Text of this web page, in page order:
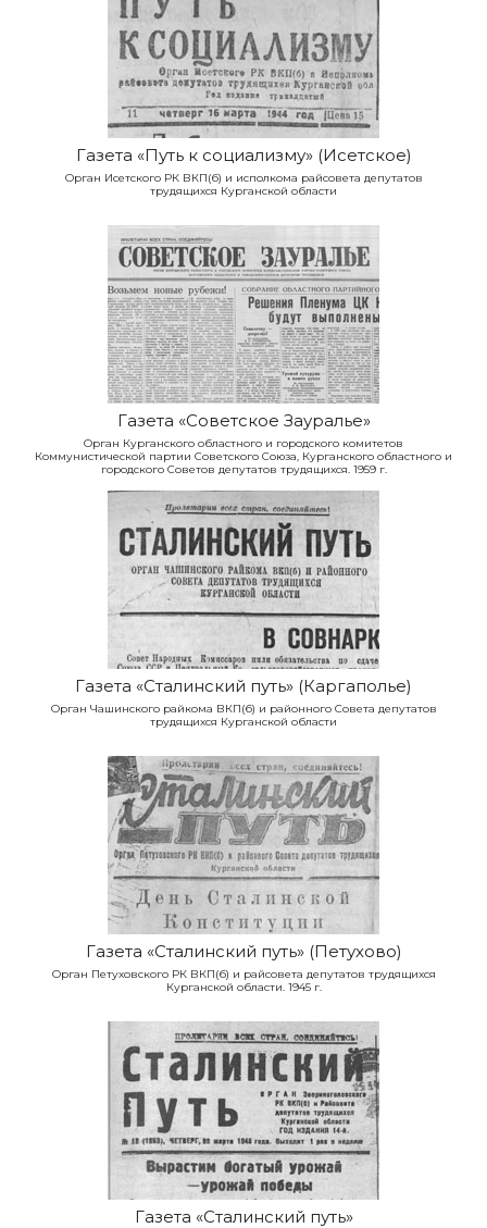
Газета «Путь к социализму» (Исетское)
Орган Исетского РК ВКП(б) и исполкома райсовета депутатов
трудящихся Курганской области
Газета «Советское Зауралье»
Орган Курганского областного и городского комитетов
Коммунистической партии Советского Союза, Курганского областного и
городского Советов депутатов трудящихся. 1959 г.
Газета «Сталинский путь» (Каргаполье)
Орган Чашинского райкома ВКП(б) и районного Совета депутатов
трудящихся Курганской области
Газета «Сталинский путь» (Петухово)
Орган Петуховского РК ВКП(б) и райсовета депутатов трудящихся
Курганской области. 1945 г.
Газета «Сталинский путь»